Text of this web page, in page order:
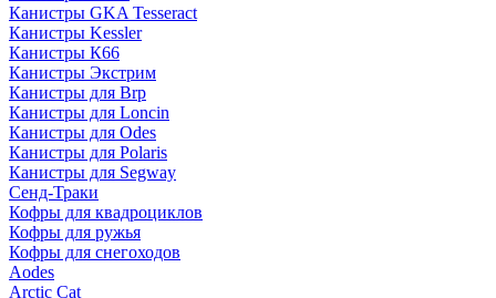
Канистры GKA Tesseract
Канистры Kessler
Канистры К66
Канистры Экстрим
Канистры для Brp
Канистры для Loncin
Канистры для Odes
Канистры для Polaris
Канистры для Segway
Сенд-Траки
Кофры для квадроциклов
Кофры для ружья
Кофры для снегоходов
Aodes
Arctic Cat